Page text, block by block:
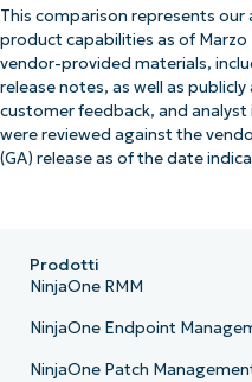
This comparison represents
product capabilities as of
vendor-provided materials,
release notes, as well as
customer feedback, and
were reviewed against the
(GA) release as of the date
Prodotti
NinjaOne RMM
NinjaOne Endpoint
NinjaOne Patch